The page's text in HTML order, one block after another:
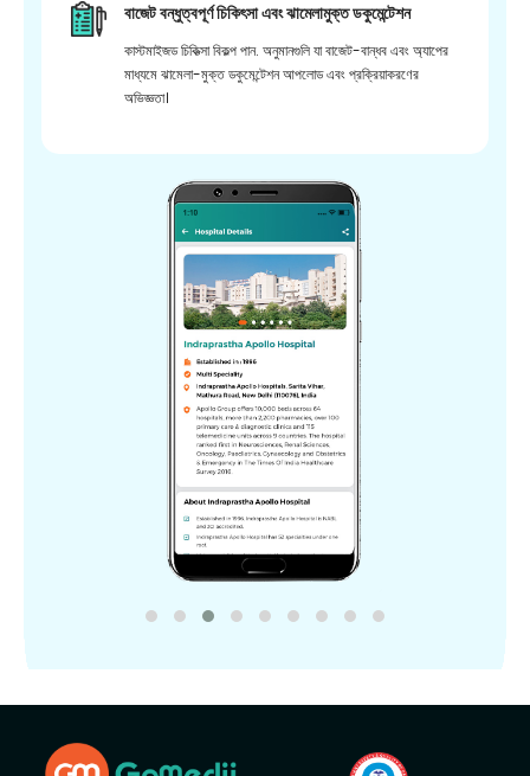
বাজেট বন্ধুত্বপূর্ণ চিকিৎসা এবং ঝামেলামুক্ত ডকুমেন্টেশন
কাস্টমাইজড চিকিত্সা বিকল্প পান. অনুমানগুলি যা বাজেট-বান্ধব এবং অ্যাপের
মাধ্যমে ঝামেলা-মুক্ত ডকুমেন্টেশন আপলোড এবং প্রক্রিয়াকরণের
অভিজ্ঞতা।